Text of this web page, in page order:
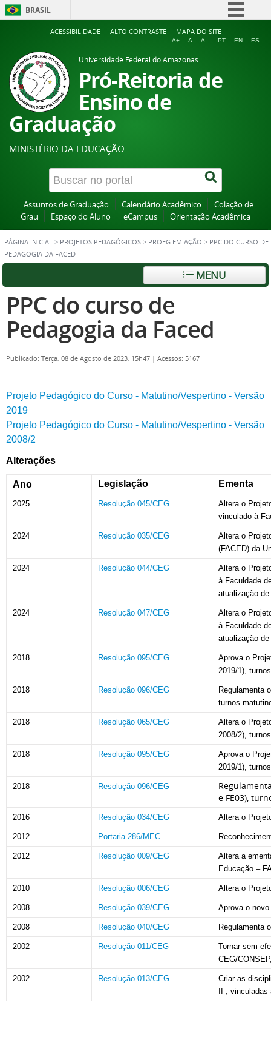
BRASIL
Simplifique!
Acesso à informação
ACESSIBILIDADE ALTO CONTRASTE MAPA DO SITE
A+ A A- PT EN ES
Universidade Federal do Amazonas
Pró-Reitoria de
Ensino de
Graduação
MINISTÉRIO DA EDUCAÇÃO
Assuntos de Graduação Calendário Acadêmico
Colação de
Grau
Espaço do Aluno eCampus Orientação Acadêmica
PÁGINA INICIAL > PROJETOS PEDAGÓGICOS > PROEG EM AÇÃO > PPC DO CURSO DE
PEDAGOGIA DA FACED
MENU
PPC do curso de
Pedagogia da Faced
Publicado: Terça, 08 de Agosto de 2023, 15h47 | Acessos: 5167
Projeto Pedagógico do Curso - Matutino/Vespertino - Versão
2019
Projeto Pedagógico do Curso - Matutino/Vespertino - Versão
2008/2
Alterações
Ano Legislação Ementa
2025 Resolução 045/CEG
Altera o
vinculado à
2024 Resolução 035/CEG
Altera o
(FACED) da
2024 Resolução 044/CEG
Altera o
à Faculdade
atualização
2024 Resolução 047/CEG
Altera o
à Faculdade
atualização
2018 Resolução 095/CEG
Aprova o
2019/1),
2018 Resolução 096/CEG
Regulamenta
turnos
2018 Resolução 065/CEG
Altera o
2008/2),
2018 Resolução 095/CEG
Aprova o
2019/1),
2018 Resolução 096/CEG
e FE03),
2016 Resolução 034/CEG Altera o
2012 Portaria 286/MEC
2012 Resolução 009/CEG
Altera a
Educação –
2010 Resolução 006/CEG Altera o
2008 Resolução 039/CEG Aprova o
2008 Resolução 040/CEG Regulamenta
2002 Resolução 011/CEG
Tornar sem
CEG/
2002 Resolução 013/CEG
Criar as
II ,